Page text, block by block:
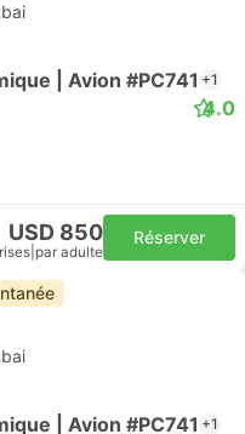
| Avion #PC741 +1
4.0
USD 850
par adulte
Réserver
| Avion #PC741 +1